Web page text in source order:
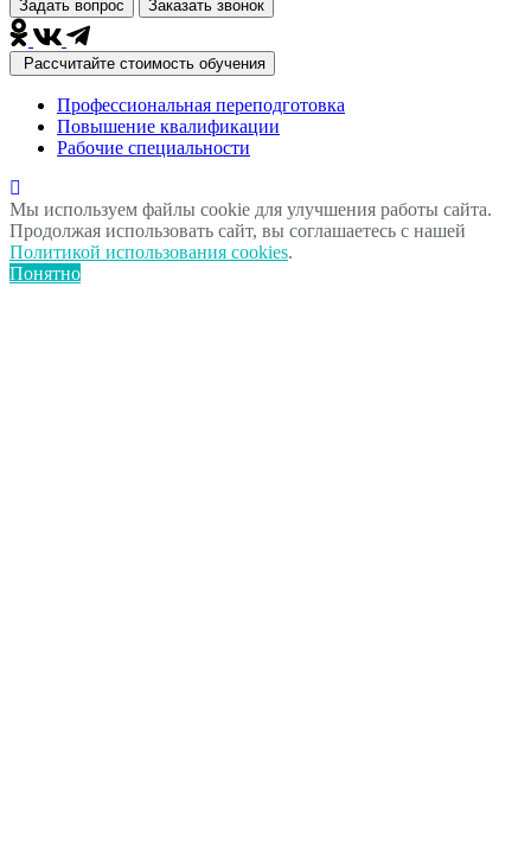
Задать вопрос Заказать звонок
Рассчитайте стоимость обучения
Профессиональная переподготовка
Повышение квалификации
Рабочие специальности
Мы используем файлы cookie для улучшения работы сайта.
Продолжая использовать сайт, вы соглашаетесь с нашей
Политикой использования cookies.
Понятно